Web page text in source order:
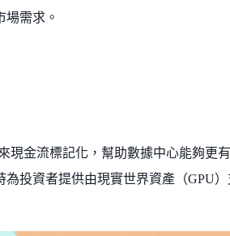
場需求。
現金流標記化，幫助數據中心能夠更
為投資者提供由現實世界資產（GPU）